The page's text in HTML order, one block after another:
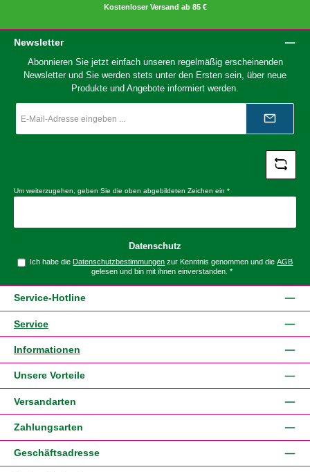
Kostenloser Versand ab 85 €
Newsletter
Abonnieren Sie jetzt einfach unseren regelmäßig erscheinenden
Newsletter und Sie werden stets unter den Ersten sein, über neue
Produkte und Angebote informiert werden.
Mail-
*
Um weiterzugehen, geben Sie die oben abgebildeten Zeichen ein *
Datenschutz
Ich habe dieDatenschutzbestimmungen zur Kenntnis genommen und dieAGB
gelesen und bin mit ihnen einverstanden. *
Service-Hotline
Service
Informationen
Unsere Vorteile
Versandarten
Zahlungsarten
Geschäftsadresse